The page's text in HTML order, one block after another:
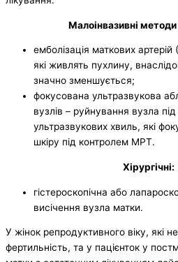
Малоінвазивні методи
емболізація маткових
які живлять пухлину,
значно зменшується;
фокусована ультразвукова
вузлів – руйнування вузла
ультразвукових хвиль, які
шкіру під контролем МРТ.
Хірургічні:
гістероскопічна або
висічення вузла матки.
У жінок репродуктивного віку, які
фертильність, та у пацієнток у